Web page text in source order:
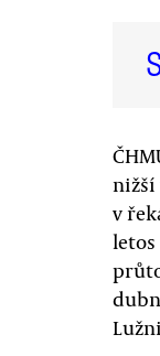
nižší
v
letos